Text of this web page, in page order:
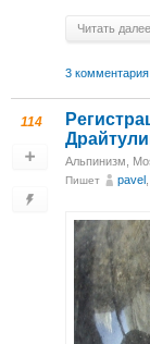
Читать далее
3 комментария
114
Альпинизм
Пишет pavel